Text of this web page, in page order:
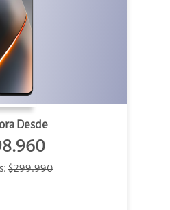
Desde
$299.990